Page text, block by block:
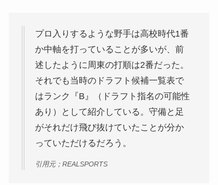
プロ入りするような野手は高校時代1番
か中軸を打っていることが多いが、前
述したように周東の打順は2番だった。
それでも当時のドラフト候補一覧表で
はランク『B』（ドラフト指名の可能性
あり）として紹介している。守備と足
がそれだけ飛び抜けていたことが分か
っていただけるだろう。
引用元；REALSPORTS